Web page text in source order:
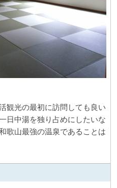
観光の最初に訪問しても良い
日中湯を独り占めにしたいな
歌山最強の温泉であることは